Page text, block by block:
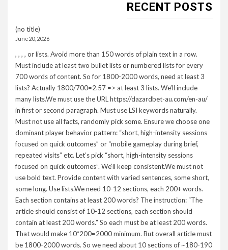
RECENT POSTS
(no title)
June 20, 2026
, , , , or lists. Avoid more than 150 words of plain text in a row.
Must include at least two bullet lists or numbered lists for every
700 words of content. So for 1800-2000 words, need at least 3
lists? Actually 1800/700=2.57 => at least 3 lists. We’ll include
many lists.We must use the URL https://dazardbet-au.com/en-au/
in first or second paragraph. Must use LSI keywords naturally.
Must not use all facts, randomly pick some. Ensure we choose one
dominant player behavior pattern: “short, high-intensity sessions
focused on quick outcomes” or “mobile gameplay during brief,
repeated visits” etc. Let’s pick “short, high-intensity sessions
focused on quick outcomes”. We’ll keep consistent.We must not
use bold text. Provide content with varied sentences, some short,
some long. Use lists.We need 10-12 sections, each 200+ words.
Each section contains at least 200 words? The instruction: “The
article should consist of 10-12 sections, each section should
contain at least 200 words.” So each must be at least 200 words.
That would make 10*200=2000 minimum. But overall article must
be 1800-2000 words. So we need about 10 sections of ~180-190